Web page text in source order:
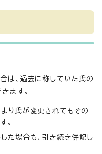
は、過去に称していた氏の
ます。
り氏が変更されてもその
。
た場合も、引き続き併記し